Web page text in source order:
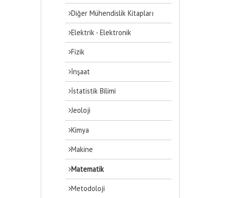
Diğer Mühendislik Kitapları
Elektrik - Elektronik
Fizik
İnşaat
İstatistik Bilimi
Jeoloji
Kimya
Makine
Matematik
Metodoloji